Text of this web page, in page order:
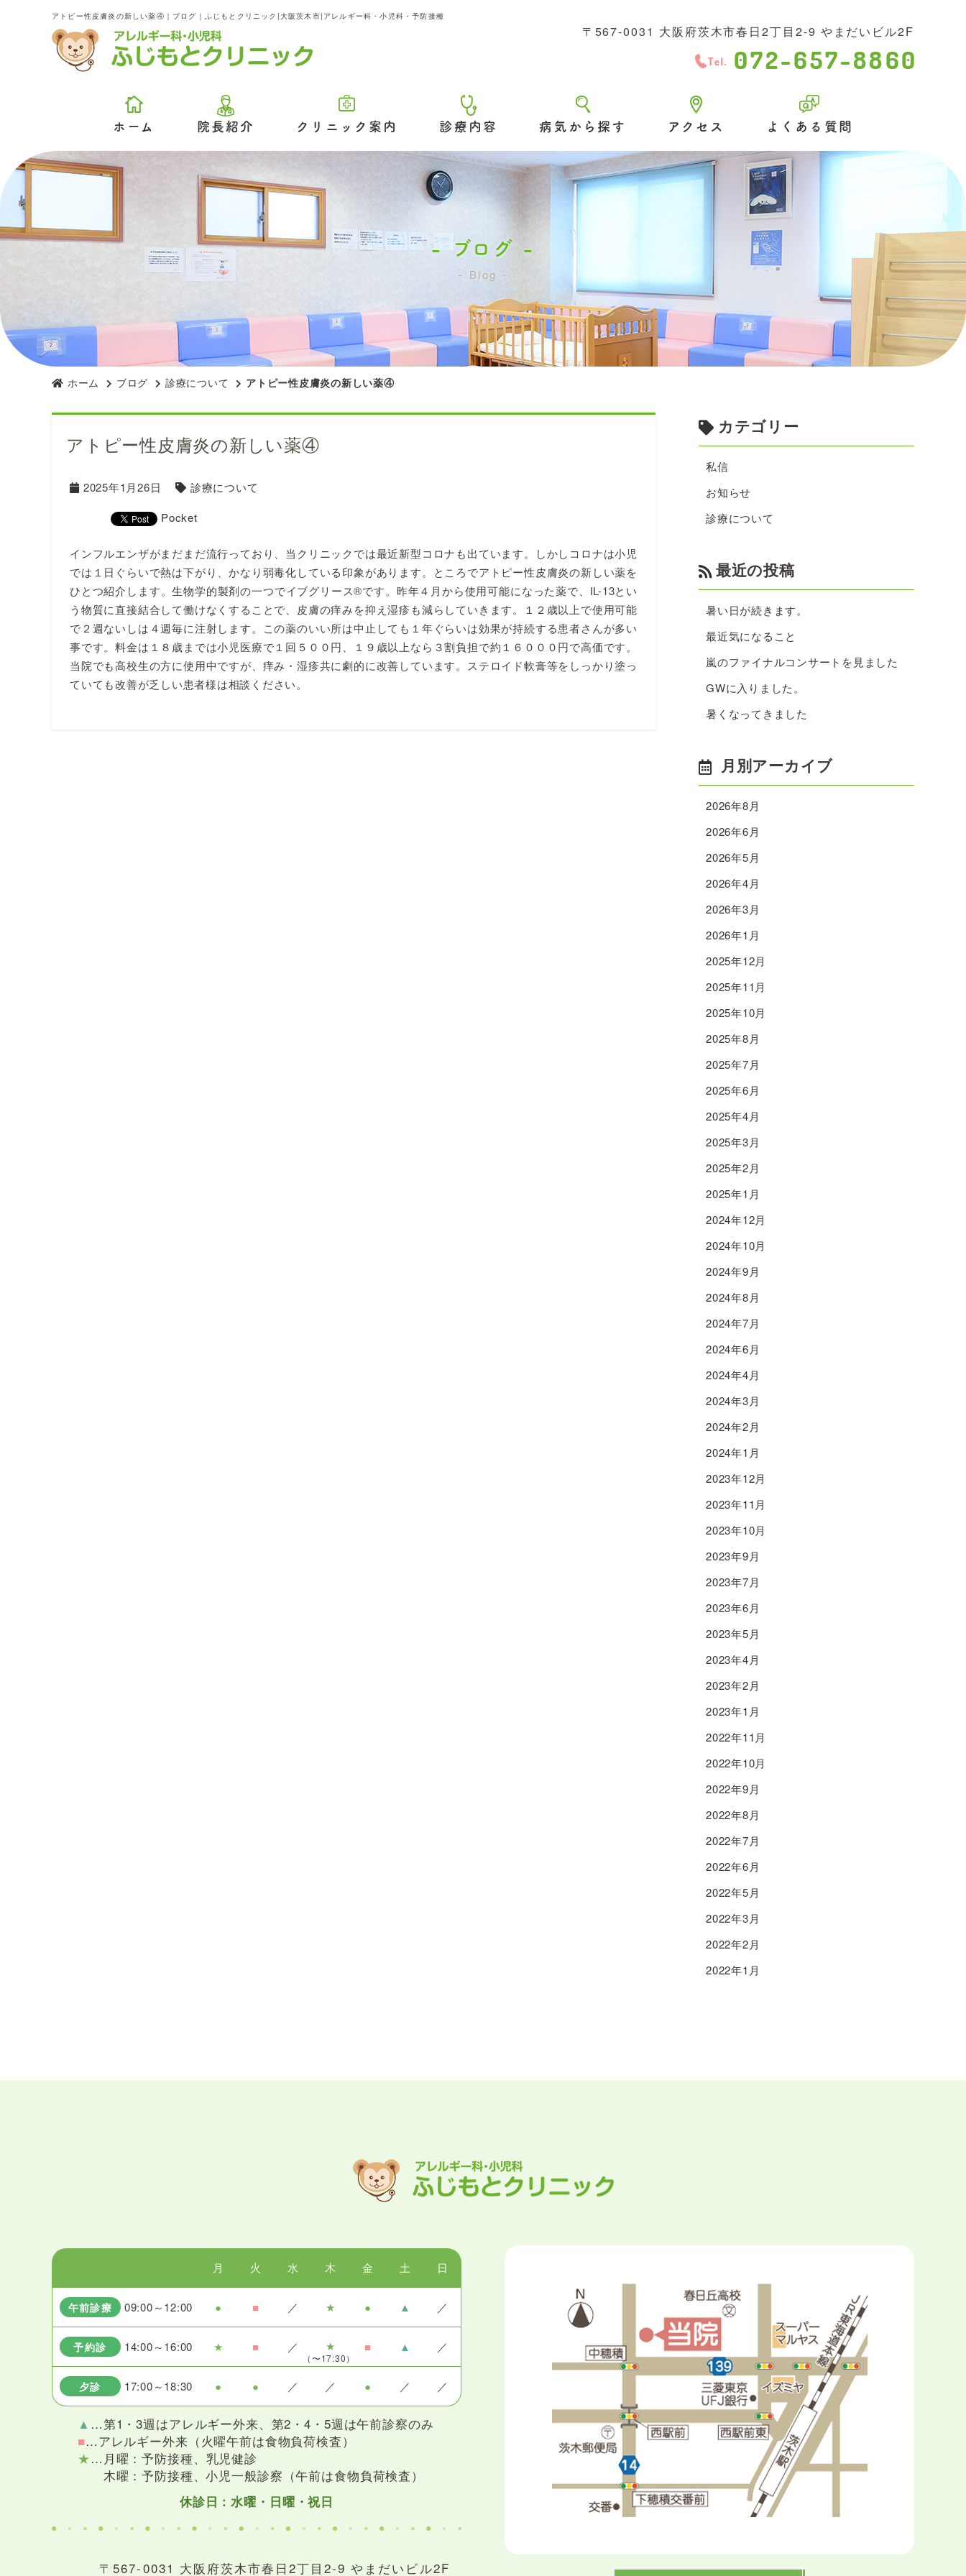
〒567-0031 大阪府茨木市春日2丁目2-9 やまだいビル2F
ホーム 院長紹介 クリニック案内 診療内容 病気から探す アクセス よくある質問
ブログ
Blog
アトピー性皮膚炎の新しい薬④｜ブログ｜ふじもとクリニック|大阪茨木市|アレルギー科・小児科・予防接種
ホーム ブログ 診療について アトピー性皮膚炎の新しい薬④
アトピー性皮膚炎の新しい薬④
2025年1月26日
診療について
Pocket
インフルエンザがまだまだ流行っており、当クリニックでは最近新型コロナも出ています。しかしコロナは小児
では１日ぐらいで熱は下がり、かなり弱毒化している印象があります。ところでアトピー性皮膚炎の新しい薬を
ひとつ紹介します。生物学的製剤の一つでイブグリース®︎です。昨年４月から使用可能になった薬で、IL-13とい
う物質に直接結合して働けなくすることで、皮膚の痒みを抑え湿疹も減らしていきます。１２歳以上で使用可能
で２週ないしは４週毎に注射します。この薬のいい所は中止しても１年ぐらいは効果が持続する患者さんが多い
事です。料金は１８歳までは小児医療で１回５００円、１９歳以上なら３割負担で約１６０００円で高価です。
当院でも高校生の方に使用中ですが、痒み・湿疹共に劇的に改善しています。ステロイド軟膏等をしっかり塗っ
ていても改善が乏しい患者様は相談ください。
カテゴリー
私信
お知らせ
診療について
最近の投稿
暑い日が続きます。
最近気になること
嵐のファイナルコンサートを見ました
GWに入りました。
暑くなってきました
月別アーカイブ
2026年8月
2026年6月
2026年5月
2026年4月
2026年3月
2026年1月
2025年12月
2025年11月
2025年10月
2025年8月
2025年7月
2025年6月
2025年4月
2025年3月
2025年2月
2025年1月
2024年12月
2024年10月
2024年9月
2024年8月
2024年7月
2024年6月
2024年4月
2024年3月
2024年2月
2024年1月
2023年12月
2023年11月
2023年10月
2023年9月
2023年7月
2023年6月
2023年5月
2023年4月
2023年2月
2023年1月
2022年11月
2022年10月
2022年9月
2022年8月
2022年7月
2022年6月
2022年5月
2022年3月
2022年2月
2022年1月
月 火 水 木 金 土 日
午前診療 09:00～12:00 ● ■ ／ ★ ● ▲ ／
予約診 14:00～16:00 ★ ■ ／ ★
（〜17:30）
■ ▲ ／
夕診 17:00～18:30 ● ● ／ ／ ● ／ ／
▲ …第1・3週はアレルギー外来、 第2・4・5週は午前診察のみ
■…アレルギー外来（火曜午前は食物負荷検査）
★…月曜：予防接種、乳児健診
木曜：予防接種、小児一般診察（午前は食物負荷検査）
休診日：水曜・日曜・祝日
〒567-0031 大阪府茨木市春日2丁目2-9 やまだいビル2F